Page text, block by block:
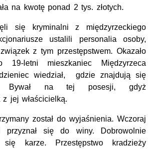
na kwotę ponad 2 tys. złotych.
kryminalni z międzyrzeckiego
ustalili personalia osoby,
z tym przestępstwem. Okazało
letni mieszkaniec Międzyrzeca
wiedział, gdzie znajdują się
Bywał na tej posesji, gdyż
jej właścicielką.
został do wyjaśnienia. Wczoraj
przyznał się do winy. Dobrowolnie
się karze. Przestępstwo kradzieży